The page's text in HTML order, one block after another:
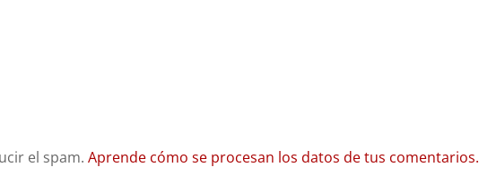
el spam.Aprende cómo se procesan los datos de tus comentarios.